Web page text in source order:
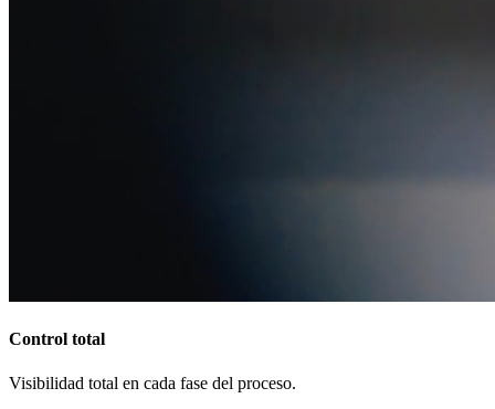
Control total
Visibilidad total en cada fase del proceso.